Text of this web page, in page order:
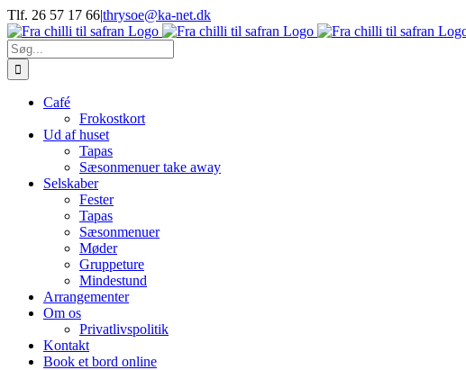
Skip
to
content
Tlf. 26 57 17 66|thrysoe@ka-net.dk
Facebook
Instagram
Søg
efter:
Café
Frokostkort
Ud af huset
Tapas
Sæsonmenuer take away
Selskaber
Fester
Tapas
Sæsonmenuer
Møder
Gruppeture
Mindestund
Arrangementer
Om os
Privatlivspolitik
Kontakt
Book et bord online